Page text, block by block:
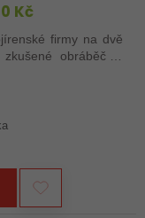
Kč
firmy na dvě
obráběče i
řemeslo na